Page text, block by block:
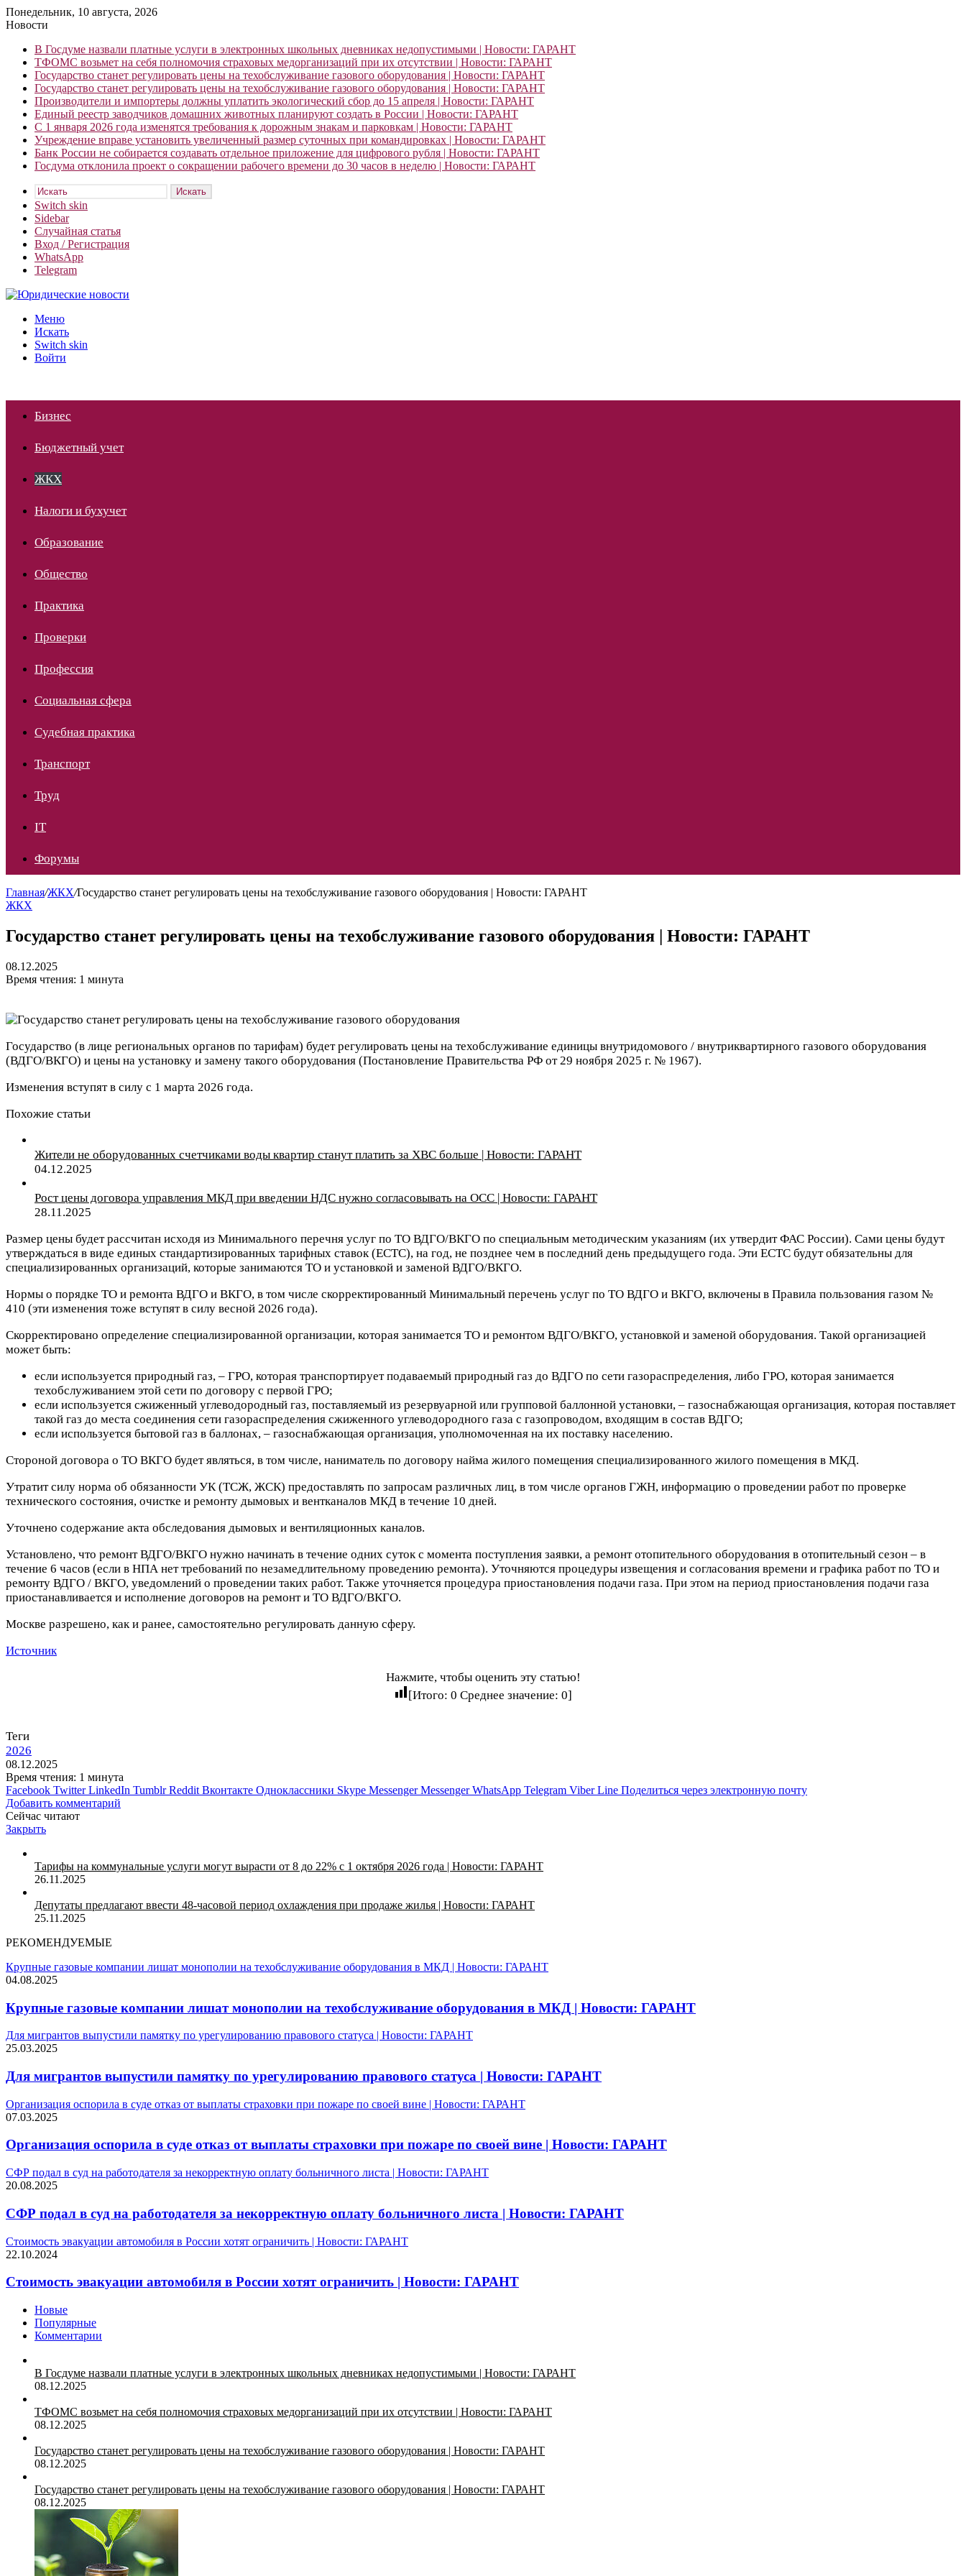
Понедельник, 10 августа, 2026
Новости
В Госдуме назвали платные услуги в электронных школьных дневниках недопустимыми | Новости: ГАРАНТ
ТФОМС возьмет на себя полномочия страховых медорганизаций при их отсутствии | Новости: ГАРАНТ
Государство станет регулировать цены на техобслуживание газового оборудования | Новости: ГАРАНТ
Государство станет регулировать цены на техобслуживание газового оборудования | Новости: ГАРАНТ
Производители и импортеры должны уплатить экологический сбор до 15 апреля | Новости: ГАРАНТ
Единый реестр заводчиков домашних животных планируют создать в России | Новости: ГАРАНТ
С 1 января 2026 года изменятся требования к дорожным знакам и парковкам | Новости: ГАРАНТ
Учреждение вправе установить увеличенный размер суточных при командировках | Новости: ГАРАНТ
Банк России не собирается создавать отдельное приложение для цифрового рубля | Новости: ГАРАНТ
Госдума отклонила проект о сокращении рабочего времени до 30 часов в неделю | Новости: ГАРАНТ
Искать
Switch skin
Sidebar
Случайная статья
Вход / Регистрация
WhatsApp
Telegram
Меню
Искать
Switch skin
Войти
Бизнес
Бюджетный учет
ЖКХ
Налоги и бухучет
Образование
Общество
Практика
Проверки
Профессия
Социальная сфера
Судебная практика
Транспорт
Труд
IT
Форумы
Главная/ЖКХ/Государство станет регулировать цены на техобслуживание газового оборудования | Новости: ГАРАНТ
ЖКХ
Государство станет регулировать цены на техобслуживание газового оборудования | Новости: ГАРАНТ
08.12.2025
Время чтения: 1 минута
Государство (в лице региональных органов по тарифам) будет регулировать цены на техобслуживание единицы внутридомового / внутриквартирного газового оборудования
(ВДГО/ВКГО) и цены на установку и замену такого оборудования (Постановление Правительства РФ от 29 ноября 2025 г. № 1967).
Изменения вступят в силу с 1 марта 2026 года.
Похожие статьи
Жители не оборудованных счетчиками воды квартир станут платить за ХВС больше | Новости: ГАРАНТ
04.12.2025
Рост цены договора управления МКД при введении НДС нужно согласовывать на ОСС | Новости: ГАРАНТ
28.11.2025
Размер цены будет рассчитан исходя из Минимального перечня услуг по ТО ВДГО/ВКГО по специальным методическим указаниям (их утвердит ФАС России). Сами цены будут
утверждаться в виде единых стандартизированных тарифных ставок (ЕСТС), на год, не позднее чем в последний день предыдущего года. Эти ЕСТС будут обязательны для
специализированных организаций, которые занимаются ТО и установкой и заменой ВДГО/ВКГО.
Нормы о порядке ТО и ремонта ВДГО и ВКГО, в том числе скорректированный Минимальный перечень услуг по ТО ВДГО и ВКГО, включены в Правила пользования газом №
410 (эти изменения тоже вступят в силу весной 2026 года).
Скорректировано определение специализированной организации, которая занимается ТО и ремонтом ВДГО/ВКГО, установкой и заменой оборудования. Такой организацией
может быть:
если используется природный газ, – ГРО, которая транспортирует подаваемый природный газ до ВДГО по сети газораспределения, либо ГРО, которая занимается
техобслуживанием этой сети по договору с первой ГРО;
если используется сжиженный углеводородный газ, поставляемый из резервуарной или групповой баллонной установки, – газоснабжающая организация, которая поставляет
такой газ до места соединения сети газораспределения сжиженного углеводородного газа с газопроводом, входящим в состав ВДГО;
если используется бытовой газ в баллонах, – газоснабжающая организация, уполномоченная на их поставку населению.
Стороной договора о ТО ВКГО будет являться, в том числе, наниматель по договору найма жилого помещения специализированного жилого помещения в МКД.
Утратит силу норма об обязанности УК (ТСЖ, ЖСК) предоставлять по запросам различных лиц, в том числе органов ГЖН, информацию о проведении работ по проверке
технического состояния, очистке и ремонту дымовых и вентканалов МКД в течение 10 дней.
Уточнено содержание акта обследования дымовых и вентиляционных каналов.
Установлено, что ремонт ВДГО/ВКГО нужно начинать в течение одних суток с момента поступления заявки, а ремонт отопительного оборудования в отопительный сезон – в
течение 6 часов (если в НПА нет требований по незамедлительному проведению ремонта). Уточняются процедуры извещения и согласования времени и графика работ по ТО и
ремонту ВДГО / ВКГО, уведомлений о проведении таких работ. Также уточняется процедура приостановления подачи газа. При этом на период приостановления подачи газа
приостанавливается и исполнение договоров на ремонт и ТО ВДГО/ВКГО.
Москве разрешено, как и ранее, самостоятельно регулировать данную сферу.
Источник
Нажмите, чтобы оценить эту статью!
[Итого: 0 Среднее значение: 0]
Теги
2026
08.12.2025
Время чтения: 1 минута
Facebook Twitter LinkedIn Tumblr Reddit Вконтакте Одноклассники Skype Messenger Messenger WhatsApp Telegram Viber Line Поделиться через электронную почту
Добавить комментарий
Сейчас читают
Закрыть
Тарифы на коммунальные услуги могут вырасти от 8 до 22% с 1 октября 2026 года | Новости: ГАРАНТ
26.11.2025
Депутаты предлагают ввести 48-часовой период охлаждения при продаже жилья | Новости: ГАРАНТ
25.11.2025
РЕКОМЕНДУЕМЫЕ
Крупные газовые компании лишат монополии на техобслуживание оборудования в МКД | Новости: ГАРАНТ
04.08.2025
Крупные газовые компании лишат монополии на техобслуживание оборудования в МКД | Новости: ГАРАНТ
Для мигрантов выпустили памятку по урегулированию правового статуса | Новости: ГАРАНТ
25.03.2025
Для мигрантов выпустили памятку по урегулированию правового статуса | Новости: ГАРАНТ
Организация оспорила в суде отказ от выплаты страховки при пожаре по своей вине | Новости: ГАРАНТ
07.03.2025
Организация оспорила в суде отказ от выплаты страховки при пожаре по своей вине | Новости: ГАРАНТ
СФР подал в суд на работодателя за некорректную оплату больничного листа | Новости: ГАРАНТ
20.08.2025
СФР подал в суд на работодателя за некорректную оплату больничного листа | Новости: ГАРАНТ
Стоимость эвакуации автомобиля в России хотят ограничить | Новости: ГАРАНТ
22.10.2024
Стоимость эвакуации автомобиля в России хотят ограничить | Новости: ГАРАНТ
Новые
Популярные
Комментарии
В Госдуме назвали платные услуги в электронных школьных дневниках недопустимыми | Новости: ГАРАНТ
08.12.2025
ТФОМС возьмет на себя полномочия страховых медорганизаций при их отсутствии | Новости: ГАРАНТ
08.12.2025
Государство станет регулировать цены на техобслуживание газового оборудования | Новости: ГАРАНТ
08.12.2025
Государство станет регулировать цены на техобслуживание газового оборудования | Новости: ГАРАНТ
08.12.2025